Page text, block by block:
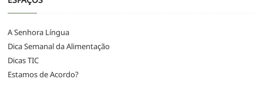
A Senhora Língua
Dica Semanal da Alimentação
Dicas TIC
Estamos de Acordo?